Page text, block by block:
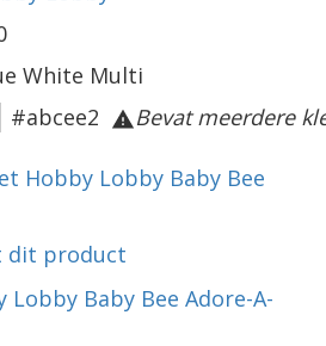
White Multi
#abcee2 Bevat meerdere
Hobby Lobby Baby Bee
dit product
Lobby Baby Bee Adore-A-